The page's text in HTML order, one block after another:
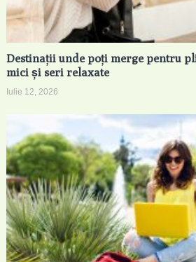
Destinații unde poți merge pentru
mici și seri relaxate
Iulie 12, 2026